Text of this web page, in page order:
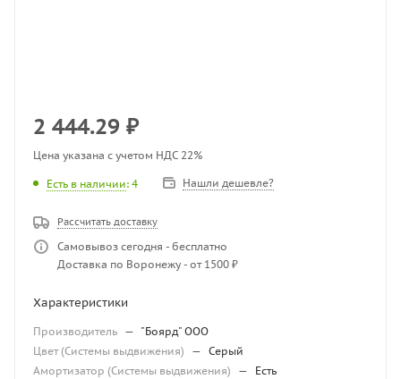
2 444.29 ₽
Цена указана с учетом НДС 22%
Есть в наличии: 4 Нашли дешевле?
Рассчитать доставку
Самовывоз сегодня - бесплатно
Доставка по Воронежу - от 1500 ₽
Характеристики
Производитель — "Боярд" ООО
Цвет (Системы выдвижения)
— Серый
Амортизатор (Системы выдвижения)
—
Есть